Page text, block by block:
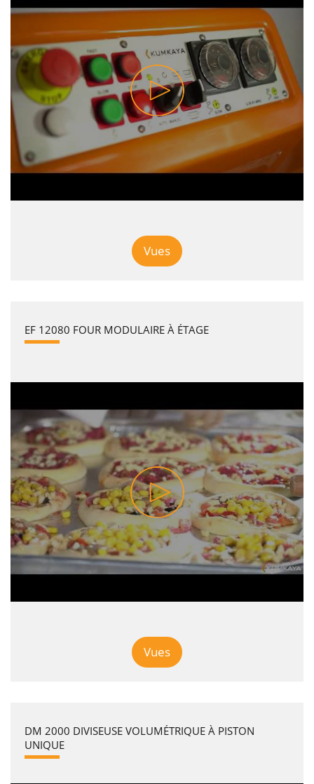
Vues
EF 12080 FOUR MODULAIRE À ÉTAGE
Vues
DM 2000 DIVISEUSE VOLUMÉTRIQUE À PISTON
UNIQUE